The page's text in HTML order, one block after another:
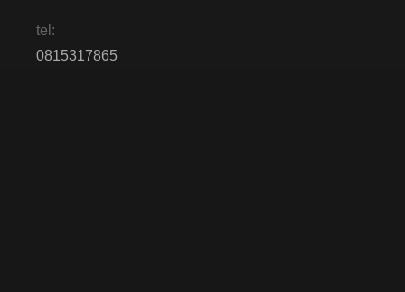
tel:
0815317865